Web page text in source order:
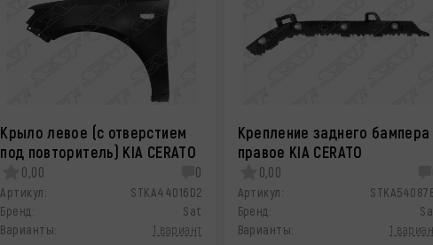
Крыло левое (с отверстием
под повторитель) KIA CERATO
0,00 0
Артикул:
STKA44016D2
Бренд:
Sat
Варианты:
1 вариант
Крепление заднего бампера
правое KIA CERATO
0,00
Артикул:
Бренд:
Варианты:
1